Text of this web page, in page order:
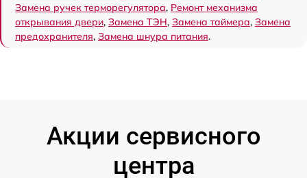
Замена ручек терморегулятора, Ремонт механизма
открывания двери, Замена ТЭН, Замена таймера, Замена
предохранителя, Замена шнура питания.
Акции сервисного
центра